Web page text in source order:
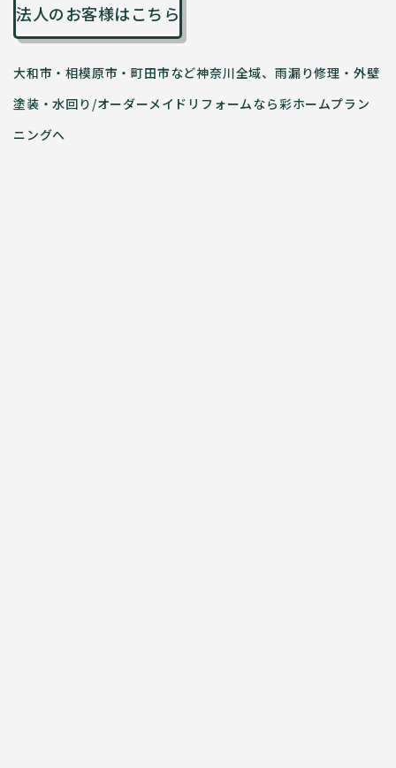
法人のお客様はこちら
大和市・相模原市・町田市など神奈川全域、雨漏り修理・外壁
塗装・水回り/オーダーメイドリフォームなら彩ホームプラン
ニングへ